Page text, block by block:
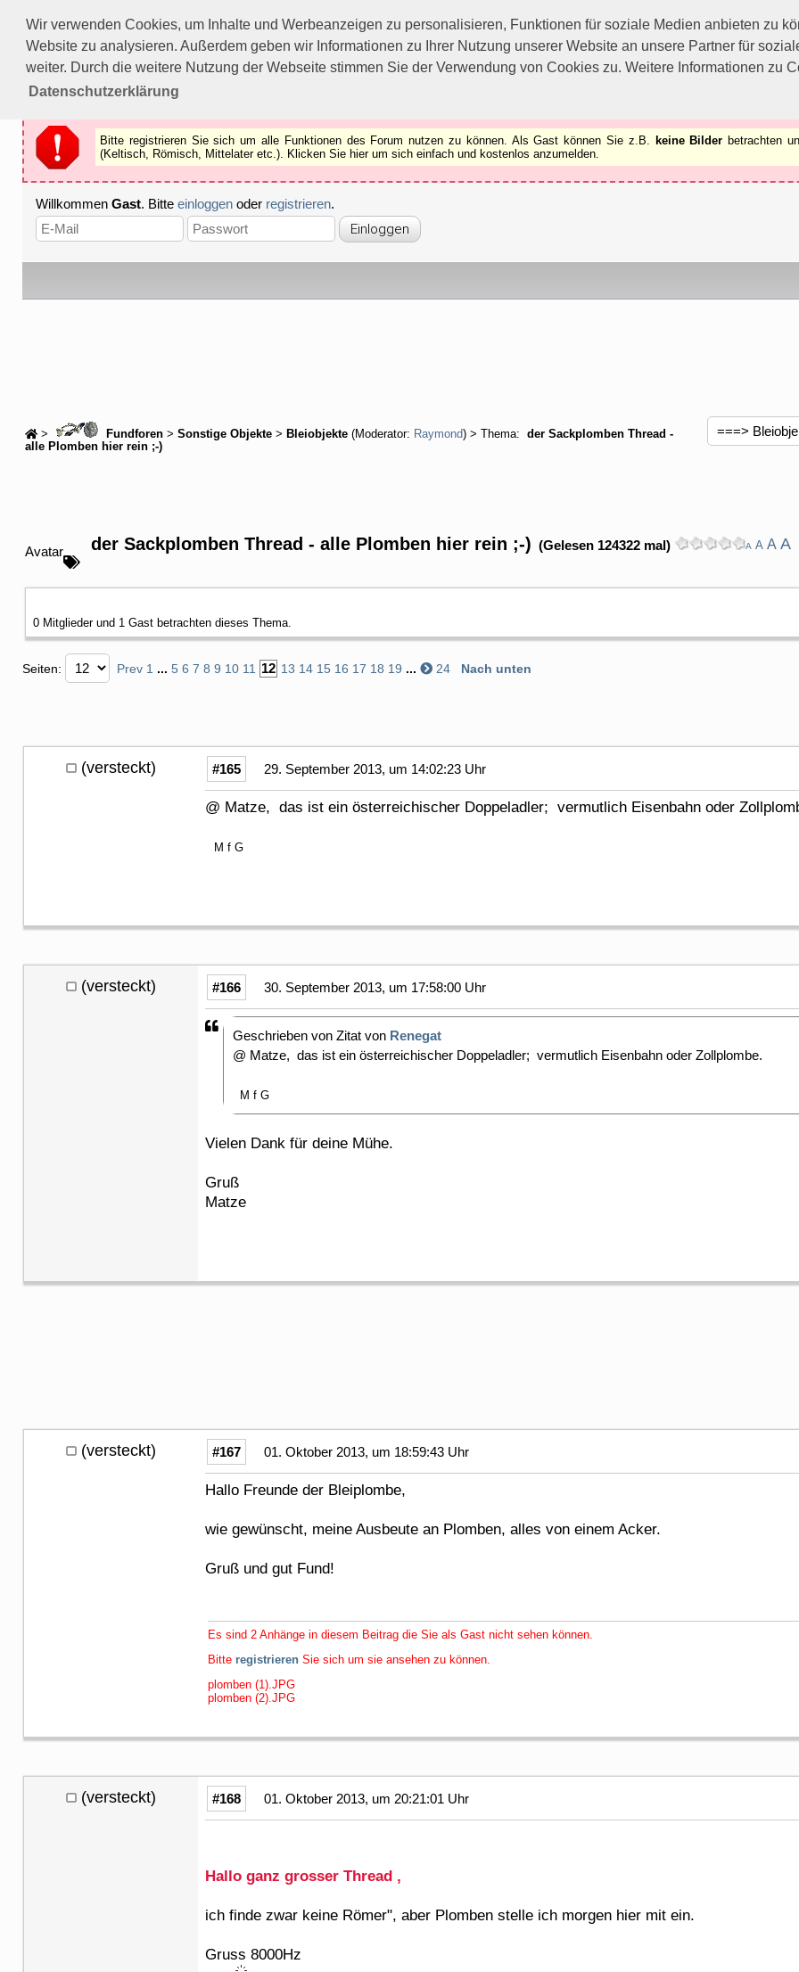
Wir verwenden Cookies, um Inhalte und Werbeanzeigen zu personalisieren, Funktionen für soziale Medien anbieten zu
Website zu analysieren. Außerdem geben wir Informationen zu Ihrer Nutzung unserer Website an unsere Partner für
weiter. Durch die weitere Nutzung der Webseite stimmen Sie der Verwendung von Cookies zu. Weitere Informationen zu
Datenschutzerklärung
Bitte registrieren Sie sich um alle Funktionen des Forums nutzen zu können.
Als Gast können Sie z.B.keine Bilderbetrachten.
Registrieren
Schliessen
Bitte registrieren Sie sich um alle Funktionen des Forum nutzen zu können. Als Gast können Sie z.B. keine Bilder betrachten
(Keltisch, Römisch, Mittelater etc.). Klicken Sie hier um sich einfach und kostenlos anzumelden.
Willkommen Gast. Bitte einloggen oder registrieren.
> Fundforen > Sonstige Objekte > Bleiobjekte (Moderator: Raymond) > Thema:
der Sackplomben Thread -
alle Plomben hier rein ;-)
Avatar der Sackplomben Thread - alle Plomben hier rein ;-) (Gelesen 124322 mal) A A A A
0 Mitglieder und 1 Gast betrachten dieses Thema.
Seiten: Prev 1 ... 5 6 7 8 9 10 11 12 13 14 15 16 17 18 19 ... 24 Nach unten
(versteckt) #165 29. September 2013, um 14:02:23 Uhr
@ Matze, das ist ein österreichischer Doppeladler; vermutlich Eisenbahn oder
M f G
(versteckt) #166 30. September 2013, um 17:58:00 Uhr
Geschrieben von Zitat von Renegat
@ Matze, das ist ein österreichischer Doppeladler; vermutlich Eisenbahn oder Zollplombe.
M f G
Vielen Dank für deine Mühe.
Gruß
Matze
(versteckt) #167 01. Oktober 2013, um 18:59:43 Uhr
Hallo Freunde der Bleiplombe,
wie gewünscht, meine Ausbeute an Plomben, alles von einem Acker.
Gruß und gut Fund!
Es sind 2 Anhänge in diesem Beitrag die Sie als Gast nicht sehen können.
Bitte registrieren Sie sich um sie ansehen zu können.
plomben (1).JPG
plomben (2).JPG
(versteckt) #168 01. Oktober 2013, um 20:21:01 Uhr
Hallo ganz grosser Thread ,
ich finde zwar keine Römer", aber Plomben stelle ich morgen hier mit ein.
Gruss 8000Hz